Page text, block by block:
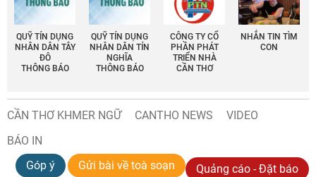
QUỸ TÍN DỤNG
NHÂN DÂN TÂY
ĐÔ
THÔNG BÁO
QUỸ TÍN DỤNG
NHÂN DÂN TÍN
NGHĨA
THÔNG BÁO
CÔNG TY CỔ
PHẦN PHÁT
TRIỂN NHÀ
CẦN THƠ
NHẮN TIN TÌM
CON
CẦN THƠ KHMER NGỮ CANTHO NEWS
VIDEO
BÁO IN
Góp ý
Gửi bài về toà soạn Quảng cáo - Đặt báo